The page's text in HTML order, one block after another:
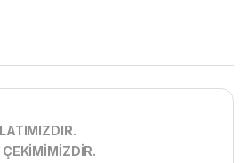
ÇEKİMİMİZDİR.